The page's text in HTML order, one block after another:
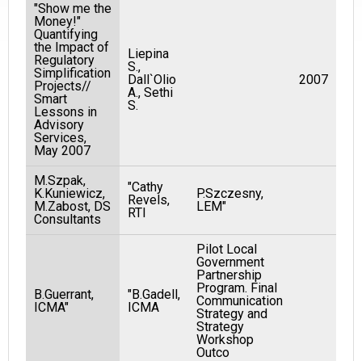
"Show me the
Money!"
Quantifying
the Impact of
Regulatory
Simplification
Projects//
Smart
Lessons in
Advisory
Services,
May 2007
Liepina
S.,
Dall`Olio
A., Sethi
S.
2007
M.Szpak,
K.Kuniewicz,
M.Zabost, DS
Consultants
"Cathy
Revels,
RTI
P.Szczesny,
LEM"
B.Guerrant,
ICMA"
"B.Gadell,
ICMA
Pilot Local
Government
Partnership
Program. Final
Communication
Strategy and
Strategy
Workshop
Outco